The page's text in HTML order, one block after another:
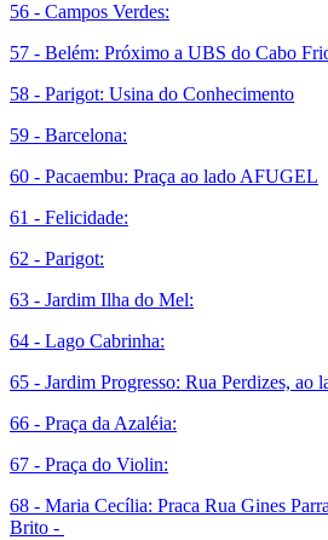
56 - Campos Verdes:
57 - Belém: Próximo a UBS do Cabo
58 - Parigot: Usina do Conhecimento
59 - Barcelona:
60 - Pacaembu: Praça ao lado AFUGEL
61 - Felicidade:
62 - Parigot:
63 - Jardim Ilha do Mel:
64 - Lago Cabrinha:
65 - Jardim Progresso: Rua Perdizes, ao
66 - Praça da Azaléia:
67 - Praça do Violin:
68 - Maria Cecília: Praca Rua Gines
Brito -